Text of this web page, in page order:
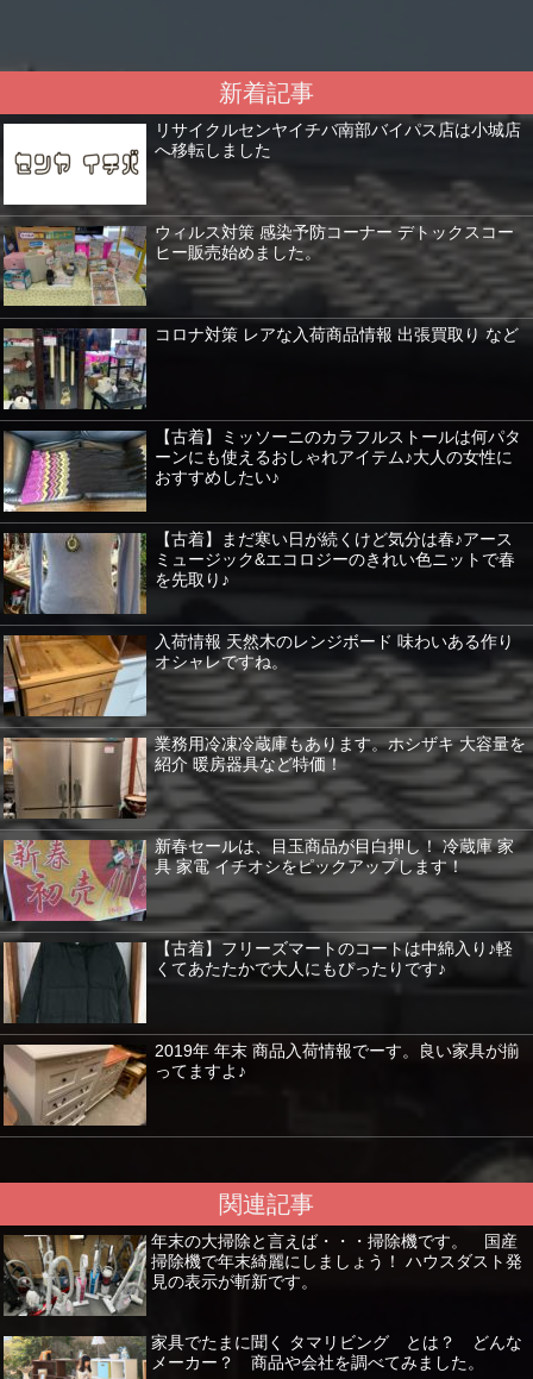
新着記事
リサイクルセンヤイチバ南部バイパス店は小城店
へ移転しました
ウィルス対策 感染予防コーナー デトックスコー
ヒー販売始めました。
コロナ対策 レアな入荷商品情報 出張買取り など
【古着】ミッソーニのカラフルストールは何パタ
ーンにも使えるおしゃれアイテム♪大人の女性に
おすすめしたい♪
【古着】まだ寒い日が続くけど気分は春♪アース
ミュージック&エコロジーのきれい色ニットで春
を先取り♪
入荷情報 天然木のレンジボード 味わいある作り
オシャレですね。
業務用冷凍冷蔵庫もあります。ホシザキ 大容量を
紹介 暖房器具など特価！
新春セールは、目玉商品が目白押し！ 冷蔵庫 家
具 家電 イチオシをピックアップします！
【古着】フリーズマートのコートは中綿入り♪軽
くてあたたかで大人にもぴったりです♪
2019年 年末 商品入荷情報でーす。良い家具が揃
ってますよ♪
関連記事
年末の大掃除と言えば・・・掃除機です。 国産
掃除機で年末綺麗にしましょう！ ハウスダスト発
見の表示が斬新です。
家具でたまに聞く タマリビング とは？ どんな
メーカー？ 商品や会社を調べてみました。